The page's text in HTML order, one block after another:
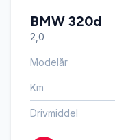
BMW 320d
2,0
Modelår
Km
Drivmiddel